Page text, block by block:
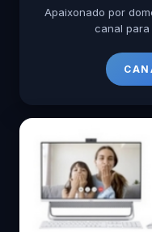
Apaixonado por
canal para